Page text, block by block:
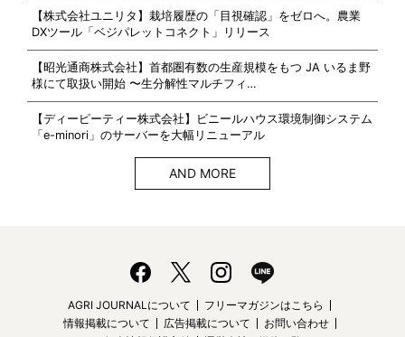
【株式会社ユニリタ】栽培履歴の「目視確認」をゼロへ。農業
DXツール「ベジパレットコネクト」リリース
【昭光通商株式会社】首都圏有数の生産規模をもつ JA いるま野
様にて取扱い開始 〜生分解性マルチフィ…
【ディーピーティー株式会社】ビニールハウス環境制御システム
「e-minori」のサーバーを大幅リニューアル
AND MORE
AGRI JOURNALについて
フリーマガジンはこちら
情報掲載について
広告掲載について
お問い合わせ